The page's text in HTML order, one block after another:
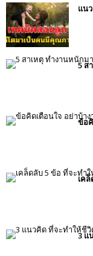
แน
5 ส
ข้อ
เค
3 แ